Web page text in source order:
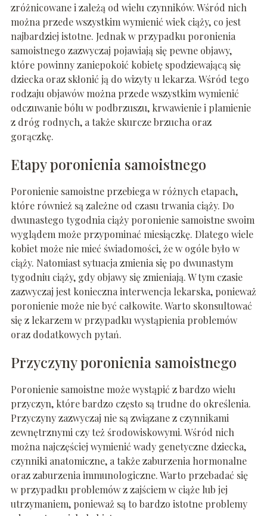
zróżnicowane i zależą od wielu czynników. Wśród nich
można przede wszystkim wymienić wiek ciąży, co jest
najbardziej istotne. Jednak w przypadku poronienia
samoistnego zazwyczaj pojawiają się pewne objawy,
które powinny zaniepokoić kobietę spodziewającą się
dziecka oraz skłonić ją do wizyty u lekarza. Wśród tego
rodzaju objawów można przede wszystkim wymienić
odczuwanie bólu w podbrzuszu, krwawienie i plamienie
z dróg rodnych, a także skurcze brzucha oraz
gorączkę.
Etapy poronienia samoistnego
Poronienie samoistne przebiega w różnych etapach,
które również są zależne od czasu trwania ciąży. Do
dwunastego tygodnia ciąży poronienie samoistne swoim
wyglądem może przypominać miesiączkę. Dlatego wiele
kobiet może nie mieć świadomości, że w ogóle było w
ciąży. Natomiast sytuacja zmienia się po dwunastym
tygodniu ciąży, gdy objawy się zmieniają. W tym czasie
zazwyczaj jest konieczna interwencja lekarska, ponieważ
poronienie może nie być całkowite. Warto skonsultować
się z lekarzem w przypadku wystąpienia problemów
oraz dodatkowych pytań.
Przyczyny poronienia samoistnego
Poronienie samoistne może wystąpić z bardzo wielu
przyczyn, które bardzo często są trudne do określenia.
Przyczyny zazwyczaj nie są związane z czynnikami
zewnętrznymi czy też środowiskowymi. Wśród nich
można najczęściej wymienić wady genetyczne dziecka,
czynniki anatomiczne, a także zaburzenia hormonalne
oraz zaburzenia immunologiczne. Warto przebadać się
w przypadku problemów z zajściem w ciąże lub jej
utrzymaniem, ponieważ są to bardzo istotne problemy